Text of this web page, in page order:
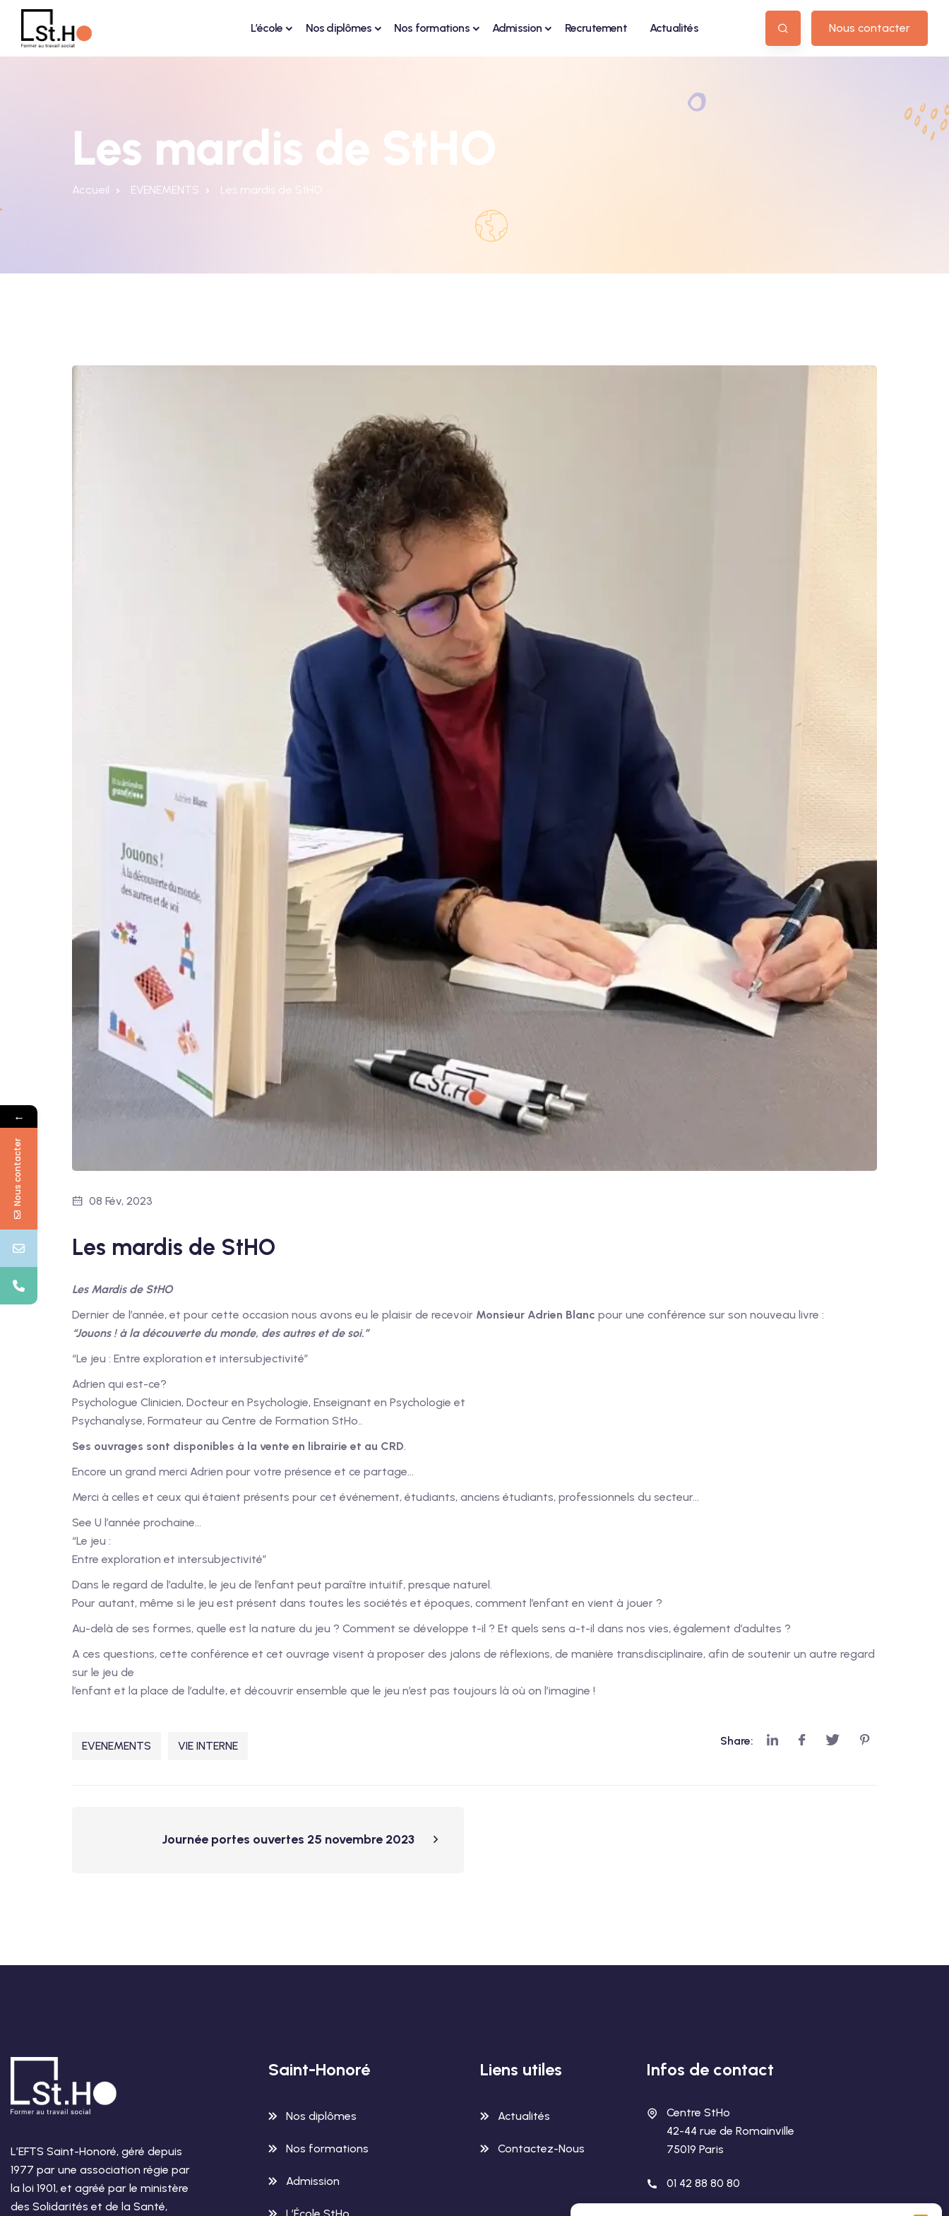
L’école Nos diplômes Nos formations Admission Recrutement Actualités Nous contacter
Les mardis de StHO
Accueil EVENEMENTS Les mardis de StHO
08 Fév, 2023
Les mardis de StHO
Les Mardis de StHO
Dernier de l’année, et pour cette occasion nous avons eu le plaisir de recevoir Monsieur Adrien Blanc pour une conférence sur son nouveau livre :
“Jouons ! à la découverte du monde, des autres et de soi.”
“Le jeu : Entre exploration et intersubjectivité”
Adrien qui est-ce?
Psychologue Clinicien, Docteur en Psychologie, Enseignant en Psychologie et
Psychanalyse, Formateur au Centre de Formation StHo..
Ses ouvrages sont disponibles à la vente en librairie et au CRD.
Encore un grand merci Adrien pour votre présence et ce partage…
Merci à celles et ceux qui étaient présents pour cet événement, étudiants, anciens étudiants, professionnels du secteur…
See U l’année prochaine…
“Le jeu :
Entre exploration et intersubjectivité”
Dans le regard de l’adulte, le jeu de l’enfant peut paraître intuitif, presque naturel.
Pour autant, même si le jeu est présent dans toutes les sociétés et époques, comment l’enfant en vient à jouer ?
Au-delà de ses formes, quelle est la nature du jeu ? Comment se développe t-il ? Et quels sens a-t-il dans nos vies, également d’adultes ?
A ces questions, cette conférence et cet ouvrage visent à proposer des jalons de réflexions, de manière transdisciplinaire, afin de soutenir un autre regard
sur le jeu de
l’enfant et la place de l’adulte, et découvrir ensemble que le jeu n’est pas toujours là où on l’imagine !
EVENEMENTS VIE INTERNE Share:
Journée portes ouvertes 25 novembre 2023
L’EFTS Saint-Honoré, géré depuis
1977 par une association régie par
la loi 1901, et agréé par le ministère
des Solidarités et de la Santé,
Saint-Honoré
Nos diplômes
Nos formations
Admission
Liens utiles
Actualités
Contactez-Nous
Infos de contact
Centre StHo
42-44 rue de Romainville
75019 Paris
01 42 88 80 80
←
Nous contacter